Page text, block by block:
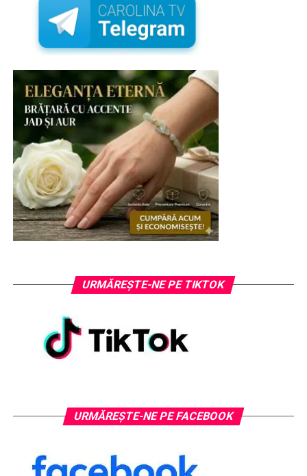
URMĂREȘTE-NE PE TIKTOK
URMĂREȘTE-NE PE FACEBOOK